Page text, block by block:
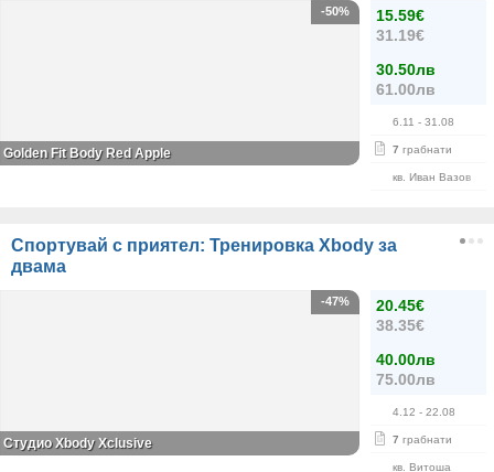
15.59€
31.19€
30.50лв
61.00лв
6.11 - 31.08
7 грабнати
кв. Иван Вазов
-50%
Golden Fit Body Red Apple
Спортувай с приятел: Тренировка Xbody за
двама
20.45€
38.35€
40.00лв
75.00лв
4.12 - 22.08
7 грабнати
кв. Витоша
-47%
Студио Xbody Xclusive